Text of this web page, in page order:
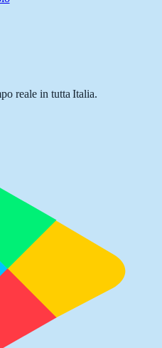
reale in tutta Italia.